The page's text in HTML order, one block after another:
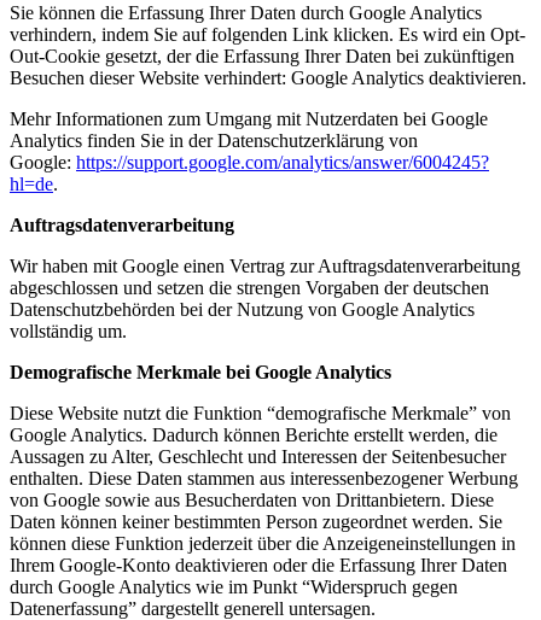
Sie können die Erfassung Ihrer Daten durch Google Analytics
verhindern, indem Sie auf folgenden Link klicken. Es wird ein Opt-
Out-Cookie gesetzt, der die Erfassung Ihrer Daten bei zukünftigen
Besuchen dieser Website verhindert: Google Analytics deaktivieren.
Mehr Informationen zum Umgang mit Nutzerdaten bei Google
Analytics finden Sie in der Datenschutzerklärung von
Google: https://support.google.com/analytics/answer/6004245?
hl=de.
Auftragsdatenverarbeitung
Wir haben mit Google einen Vertrag zur Auftragsdatenverarbeitung
abgeschlossen und setzen die strengen Vorgaben der deutschen
Datenschutzbehörden bei der Nutzung von Google Analytics
vollständig um.
Demografische Merkmale bei Google Analytics
Diese Website nutzt die Funktion “demografische Merkmale” von
Google Analytics. Dadurch können Berichte erstellt werden, die
Aussagen zu Alter, Geschlecht und Interessen der Seitenbesucher
enthalten. Diese Daten stammen aus interessenbezogener Werbung
von Google sowie aus Besucherdaten von Drittanbietern. Diese
Daten können keiner bestimmten Person zugeordnet werden. Sie
können diese Funktion jederzeit über die Anzeigeneinstellungen in
Ihrem Google-Konto deaktivieren oder die Erfassung Ihrer Daten
durch Google Analytics wie im Punkt “Widerspruch gegen
Datenerfassung” dargestellt generell untersagen.